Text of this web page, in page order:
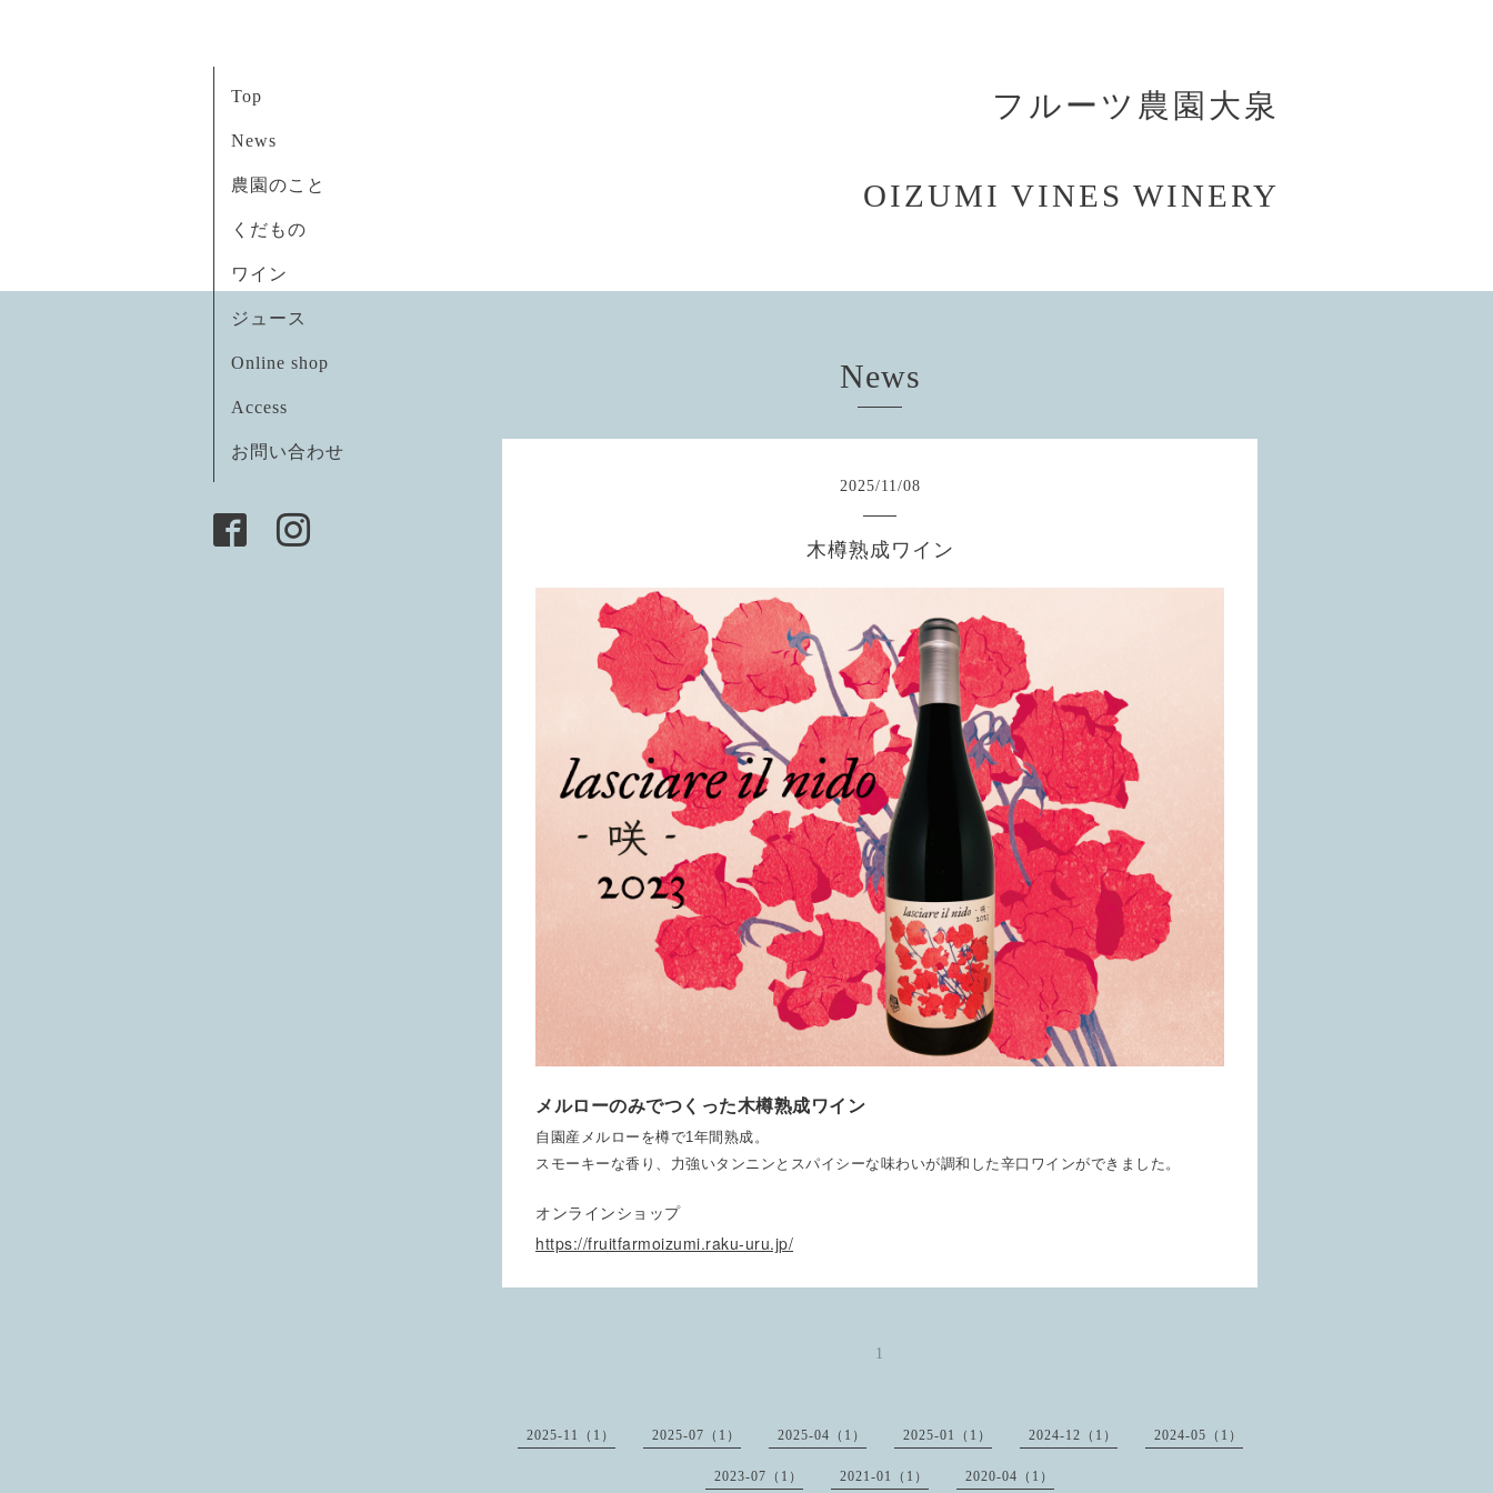
フルーツ農園大泉
OIZUMI VINES WINERY
Top
News
農園のこと
くだもの
ワイン
ジュース
Online shop
Access
お問い合わせ
News
2025/11/08
木樽熟成ワイン
メルローのみでつくった木樽熟成ワイン
自園産メルローを樽で1年間熟成。
スモーキーな香り、力強いタンニンとスパイシーな味わいが調和した辛口ワインができました。
オンラインショップ
https://fruitfarmoizumi.raku-uru.jp/
1
2025-11（1） 2025-07（1） 2025-04（1） 2025-01（1） 2024-12（1） 2024-05（1）
2023-07（1） 2021-01（1） 2020-04（1）